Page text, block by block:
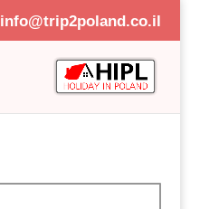
info@trip2poland.co.il